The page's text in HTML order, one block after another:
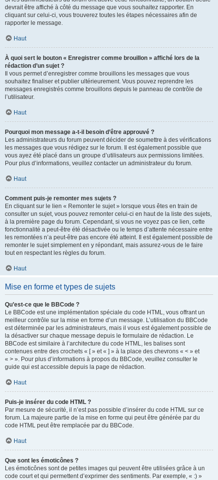
devrait être affiché à côté du message que vous souhaitez rapporter. En
cliquant sur celui-ci, vous trouverez toutes les étapes nécessaires afin de
rapporter le message.
Haut
À quoi sert le bouton « Enregistrer comme brouillon » affiché lors de la
rédaction d’un sujet ?
Il vous permet d’enregistrer comme brouillons les messages que vous
souhaitez finaliser et publier ultérieurement. Vous pouvez reprendre les
messages enregistrés comme brouillons depuis le panneau de contrôle de
l’utilisateur.
Haut
Pourquoi mon message a-t-il besoin d’être approuvé ?
Les administrateurs du forum peuvent décider de soumettre à des vérifications
les messages que vous rédigez sur le forum. Il est également possible que
vous ayez été placé dans un groupe d’utilisateurs aux permissions limitées.
Pour plus d’informations, veuillez contacter un administrateur du forum.
Haut
Comment puis-je remonter mes sujets ?
En cliquant sur le lien « Remonter le sujet » lorsque vous êtes en train de
consulter un sujet, vous pouvez remonter celui-ci en haut de la liste des sujets,
à la première page du forum. Cependant, si vous ne voyez pas ce lien, cette
fonctionnalité a peut-être été désactivée ou le temps d’attente nécessaire entre
les remontées n’a peut-être pas encore été atteint. Il est également possible de
remonter le sujet simplement en y répondant, mais assurez-vous de le faire
tout en respectant les règles du forum.
Haut
Mise en forme et types de sujets
Qu’est-ce que le BBCode ?
Le BBCode est une implémentation spéciale du code HTML, vous offrant un
meilleur contrôle sur la mise en forme d’un message. L’utilisation du BBCode
est déterminée par les administrateurs, mais il vous est également possible de
la désactiver sur chaque message depuis le formulaire de rédaction. Le
BBCode est similaire à l’architecture du code HTML, les balises sont
contenues entre des crochets « [ » et « ] » à la place des chevrons « < » et
« > ». Pour plus d’informations à propos du BBCode, veuillez consulter le
guide qui est accessible depuis la page de rédaction.
Haut
Puis-je insérer du code HTML ?
Par mesure de sécurité, il n’est pas possible d’insérer du code HTML sur ce
forum. La majeure partie de la mise en forme qui peut être générée par du
code HTML peut être remplacée par du BBCode.
Haut
Que sont les émoticônes ?
Les émoticônes sont de petites images qui peuvent être utilisées grâce à un
code court et qui permettent d’exprimer des sentiments. Par exemple, « :) »